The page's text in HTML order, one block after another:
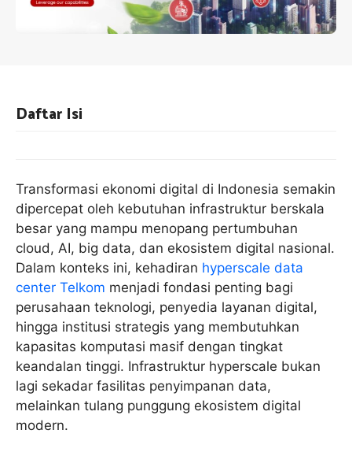
Transformasi ekonomi digital di Indonesia semakin
dipercepat oleh kebutuhan infrastruktur berskala
besar yang mampu menopang pertumbuhan
cloud, AI, big data, dan ekosistem digital nasional.
Dalam konteks ini, kehadiran hyperscale data
center Telkom menjadi fondasi penting bagi
perusahaan teknologi, penyedia layanan digital,
hingga institusi strategis yang membutuhkan
kapasitas komputasi masif dengan tingkat
keandalan tinggi. Infrastruktur hyperscale bukan
lagi sekadar fasilitas penyimpanan data,
melainkan tulang punggung ekosistem digital
modern.
Daftar Isi